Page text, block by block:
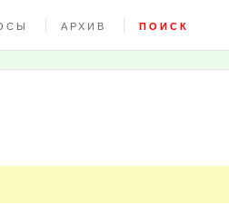
АРХИВ ПОИСК